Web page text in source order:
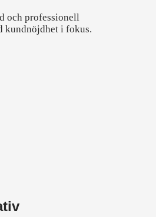
och professionell
i fokus.